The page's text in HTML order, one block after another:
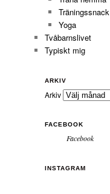
Träningssnack
Yoga
Tvåbarnslivet
Typiskt mig
ARKIV
Arkiv
FACEBOOK
Facebook
INSTAGRAM